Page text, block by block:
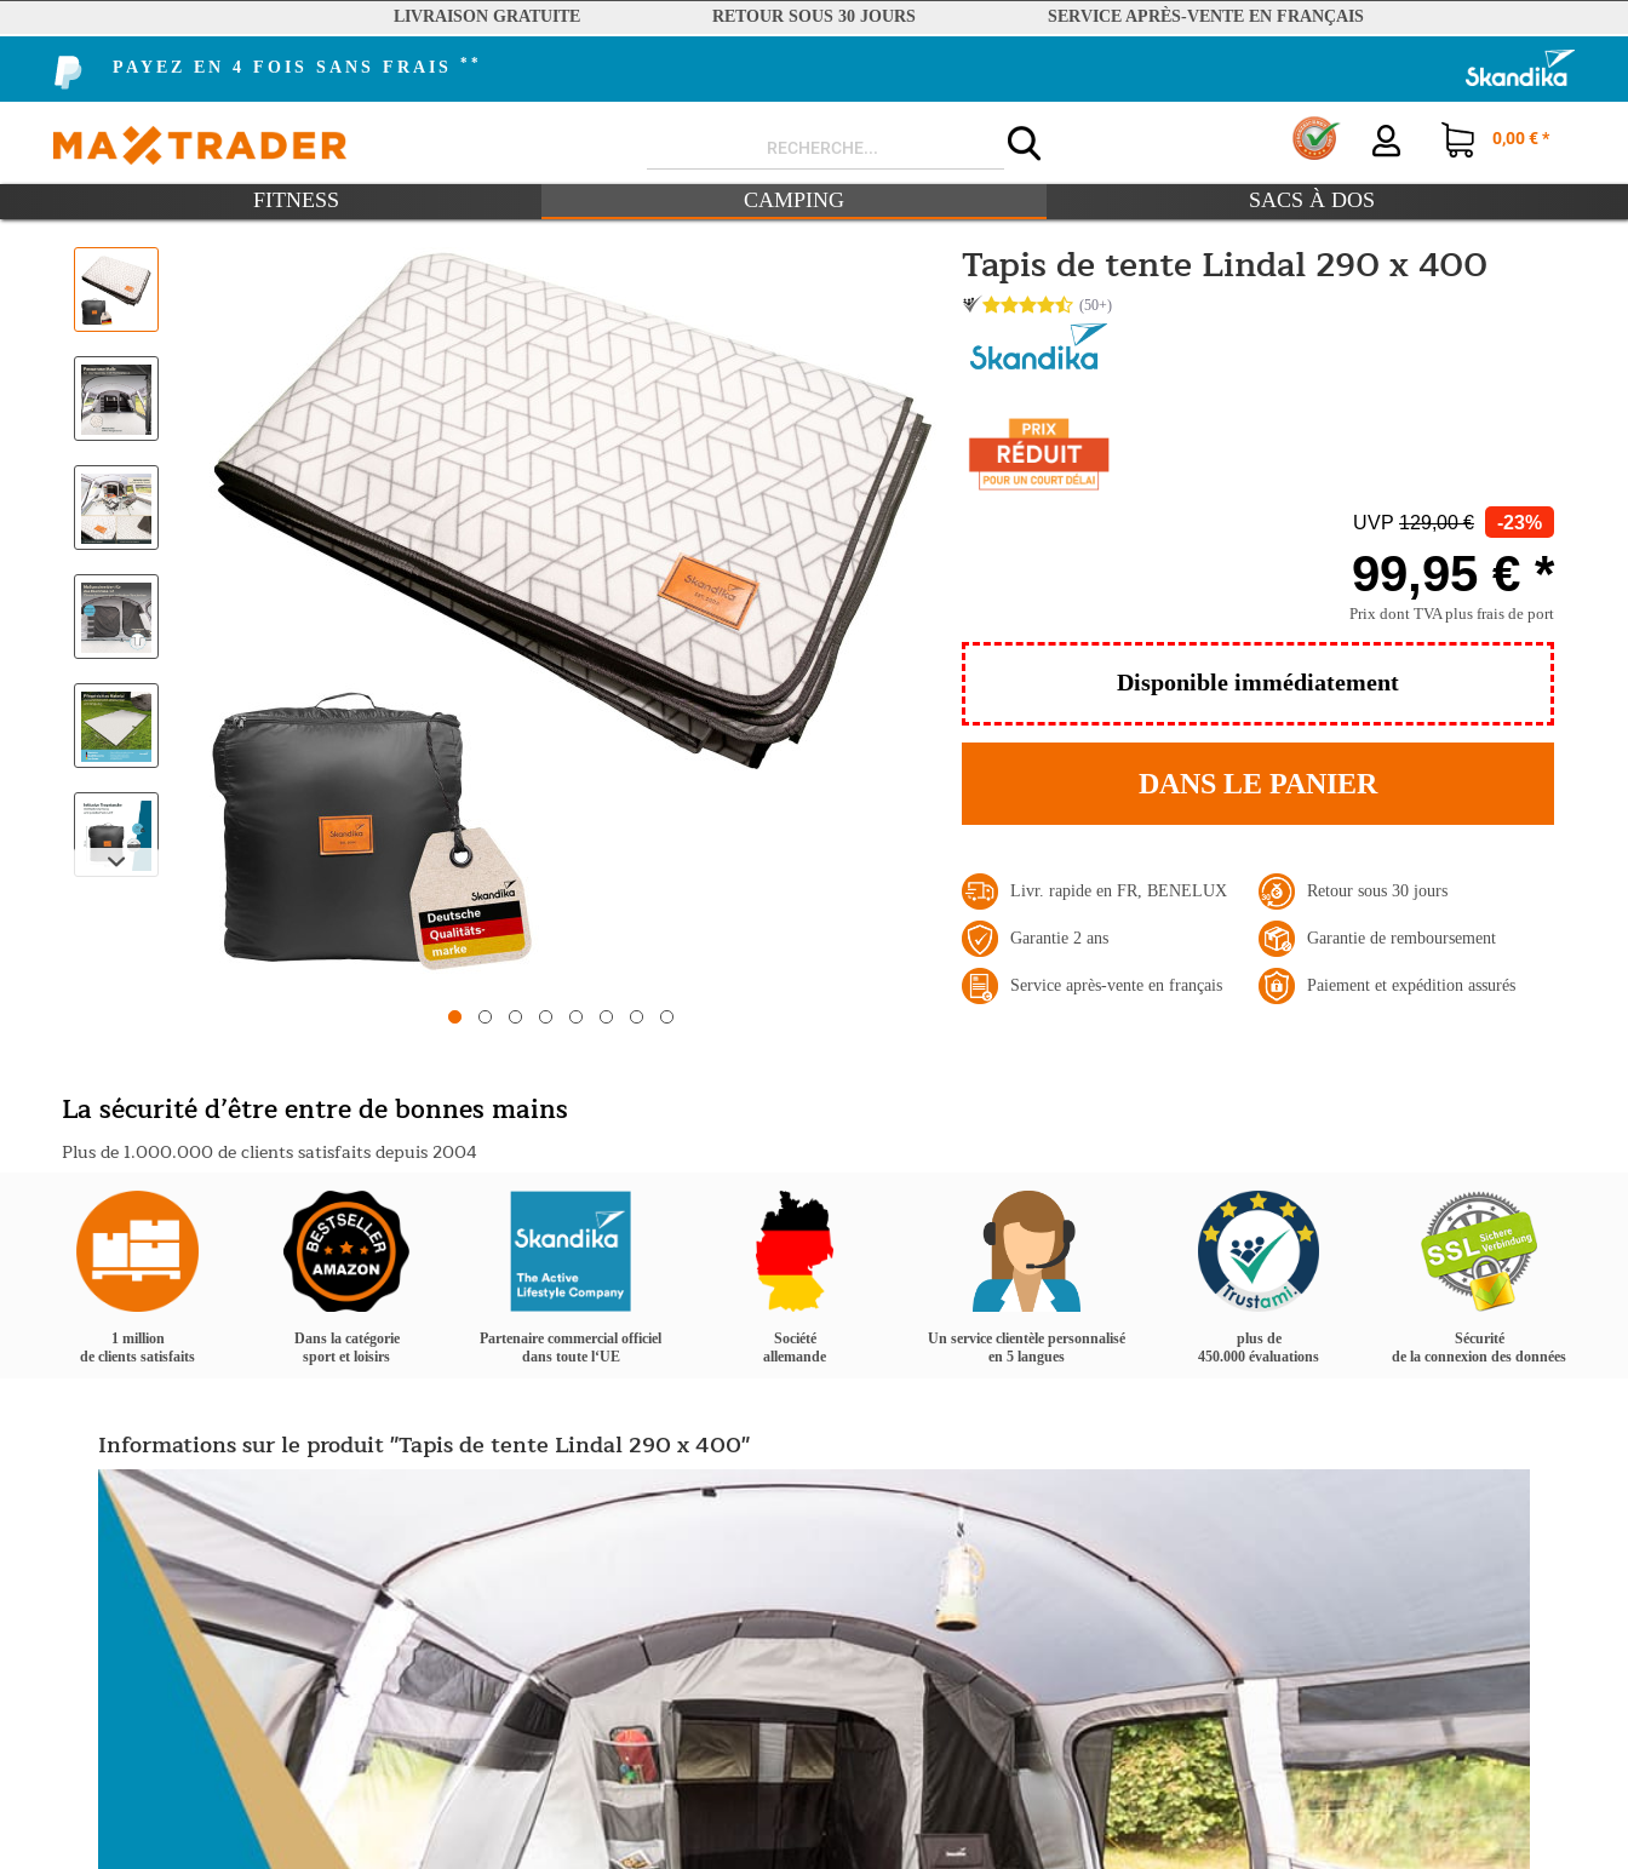
LIVRAISON GRATUITE RETOUR SOUS 30 JOURS SERVICE APRÈS-VENTE EN FRANÇAIS
PAYEZ EN 4 FOIS SANS FRAIS **
0,00 € *
FITNESS CAMPING SACS À DOS
Tapis de tente Lindal 290 x 400
UVP 129,00 € -23%
99,95 € *
Prix dont TVAplus frais de port
Disponible immédiatement
DANS LE PANIER
Livr. rapide en FR, BENELUX
Garantie 2 ans
Service après-vente en français
Retour sous 30 jours
Garantie de remboursement
Paiement et expédition assurés
La sécurité d’être entre de bonnes mains
Plus de 1.000.000 de clients satisfaits depuis 2004
1 million
de clients satisfaits
Dans la catégorie
sport et loisirs
Partenaire commercial officiel
dans toute l‘UE
Société
allemande
Un service clientèle personnalisé
en 5 langues
plus de
450.000 évaluations
Sécurité
de la connexion des données
Informations sur le produit "Tapis de tente Lindal 290 x 400"